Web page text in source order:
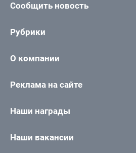
Сообщить новость
Рубрики
О компании
Реклама на сайте
Наши награды
Наши вакансии